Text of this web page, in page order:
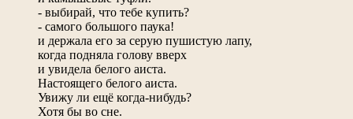
- выбирай, что тебе купить?
- самого большого паука!
и держала его за серую пушистую лапу,
когда подняла голову вверх
и увидела белого аиста.
Настоящего белого аиста.
Увижу ли ещё когда-нибудь?
Хотя бы во сне.